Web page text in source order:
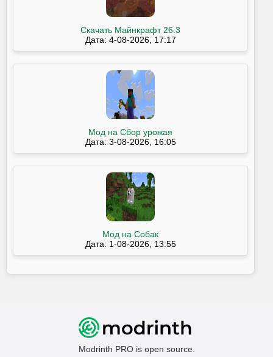
Скачать Майнкрафт 26.3
Дата: 4-08-2026, 17:17
Мод на Сбор урожая
Дата: 3-08-2026, 16:05
Мод на Собак
Дата: 1-08-2026, 13:55
Modrinth PRO is open source.